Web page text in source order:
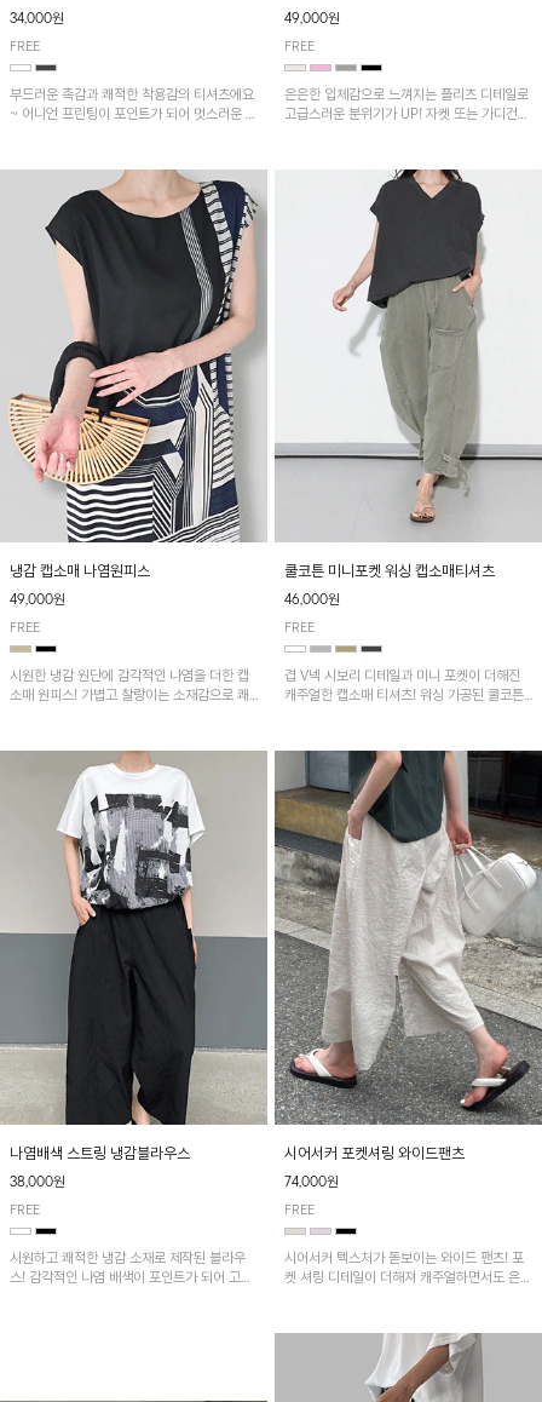
34,000원
FREE
부드러운 촉감과 쾌적한 착용감의 티셔츠에요
~ 어니언 프린팅이 포인트가 되어 멋스러운 아
49,000원
FREE
은은한 입체감으로 느껴지는 플리츠 디테일로
고급스러운 분위기가 UP! 자켓 또는 가디건과
냉감 캡소매 나염원피스
49,000원
FREE
시원한 냉감 원단에 감각적인 나염을 더한 캡
소매 원피스! 가볍고 찰랑이는 소재감으로 쾌
쿨코튼 미니포켓 워싱 캡소매티셔츠
46,000원
FREE
겹 V넥 시보리 디테일과 미니 포켓이 더해진
캐주얼한 캡소매 티셔츠! 워싱 가공된 쿨코튼
나염배색 스트링 냉감블라우스
38,000원
FREE
시원하고 쾌적한 냉감 소재로 제작된 블라우
스! 감각적인 나염 배색이 포인트가 되어 고급
시어서커 포켓셔링 와이드팬츠
74,000원
FREE
시어서커 텍스처가 돋보이는 와이드 팬츠! 포
켓 셔링 디테일이 더해져 캐주얼하면서도 은은
다. 가볍고 쾌적한 착용감으로 여름철 데일리
아이템으로 활용하기 좋아요~